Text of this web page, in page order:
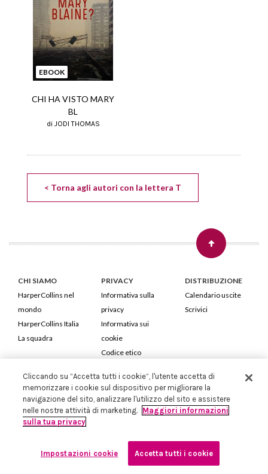
EBOOK
CHI HA VISTO MARY
BL
di JODI THOMAS
< Torna agli autori con la lettera T
CHI SIAMO
HarperCollins nel
mondo
HarperCollins Italia
La squadra
PRIVACY
Informativa sulla
privacy
Informativa sui
cookie
Codice etico
DISTRIBUZIONE
Calendario uscite
Scrivici
HarperCollins Italia S.p.A. Viale Monte Nero, 84 - 20135 Milano
Cod. Fiscale e P.IVA 05946780151 - Capitale Sociale 258.250 €
Iscritta in Milano al Registro delle imprese nr.198004 e REA nr.1051898
Cliccando su “Accetta tutti i cookie”, l'utente accetta di
memorizzare i cookie sul dispositivo per migliorare la
navigazione del sito, analizzare l'utilizzo del sito e assistere
nelle nostre attività di marketing. Maggiori informazioni
sulla tua privacy
Impostazioni cookie Accetta tutti i cookie